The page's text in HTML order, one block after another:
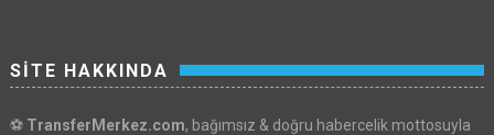
SİTE HAKKINDA
⚽ TransferMerkez.com, bağımsız & doğru habercelik mottosuyla